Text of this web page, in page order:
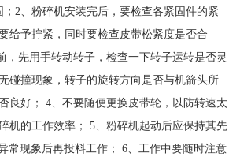
；2、粉碎机安装完后，要检查各紧固件的紧
给予拧紧，同时要检查皮带松紧度是否合
，先用手转动转子，检查一下转子运转是否灵
碰撞现象，转子的旋转方向是否与机箭头所
良好； 4、不要随便更换皮带轮，以防转速太
机的工作效率； 5、粉碎机起动后应保持其先
常现象后再投料工作； 6、工作中要随时注意